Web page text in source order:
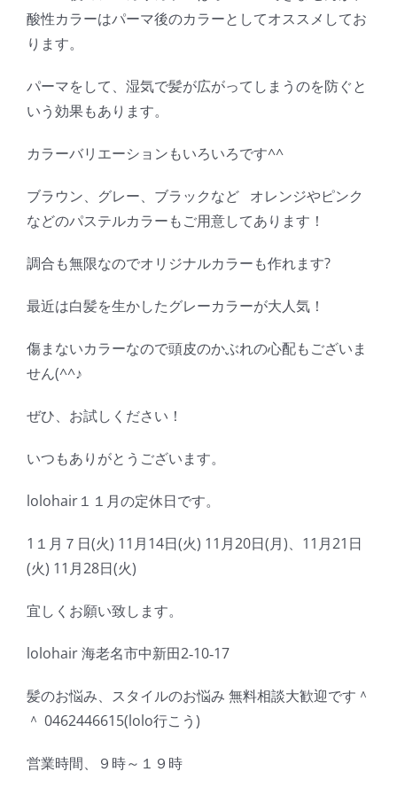
酸性カラーはパーマ後のカラーとしてオススメしてお
ります。
パーマをして、湿気で髪が広がってしまうのを防ぐと
いう効果もあります。
カラーバリエーションもいろいろです^^
ブラウン、グレー、ブラックなど オレンジやピンク
などのパステルカラーもご用意してあります！
調合も無限なのでオリジナルカラーも作れます?
最近は白髪を生かしたグレーカラーが大人気！
傷まないカラーなので頭皮のかぶれの心配もございま
せん(^^♪
ぜひ、お試しください！
いつもありがとうございます。
lolohair１１月の定休日です。
1１月７日(火) 11月14日(火) 11月20日(月)、11月21日
(火) 11月28日(火)
宜しくお願い致します。
lolohair 海老名市中新田2‐10‐17
髪のお悩み、スタイルのお悩み 無料相談大歓迎です＾
＾ 0462446615(lolo行こう)
営業時間、９時～１９時